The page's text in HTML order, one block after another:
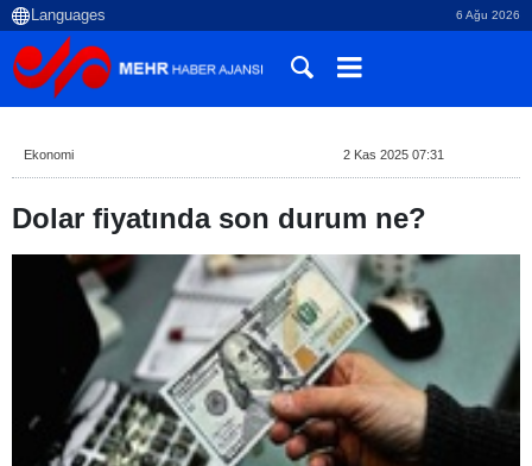
6 Ağu 2026
Ekonomi 2 Kas 2025 07:31
Dolar fiyatında son durum ne?